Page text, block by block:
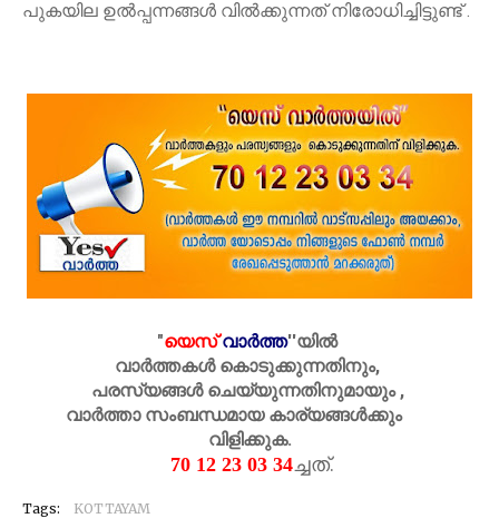
പുകയില ഉൽപ്പന്നങ്ങൾ വിൽക്കുന്നത് നിരോധിച്ചിട്ടുണ്ട് .
"യെസ് വാർത്ത''യിൽ
വാർത്തകൾ കൊടുക്കുന്നതിനും,
പരസ്യങ്ങൾ ചെയ്യുന്നതിനുമായും ,
വാർത്താ സംബന്ധമായ കാര്യങ്ങൾക്കും
വിളിക്കുക.
70 12 23 03 34ച്ചത്.
Tags: KOTTAYAM